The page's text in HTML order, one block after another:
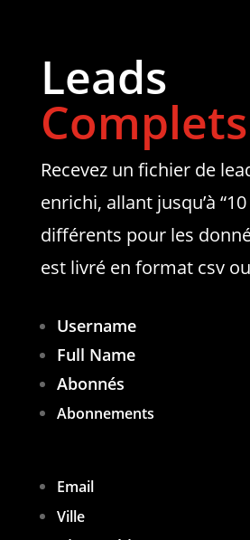
Leads
Complets
Recevez un fichier de
enrichi, allant jusqu’à
différents pour les
est livré en format csv
Username
Full Name
Abonnés
Abonnements
Email
Ville